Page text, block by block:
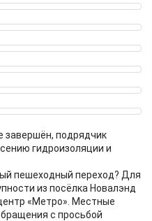
завершён, подрядчик
гидроизоляции и
пешеходный переход? Для
из посёлка Новалэнд
«Метро». Местные
с просьбой